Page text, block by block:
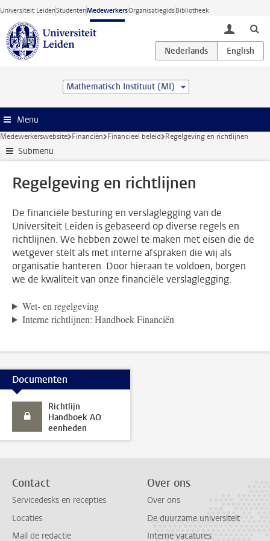
Ga direct naar de inhoud
Universiteit LeidenStudentenMedewerkersOrganisatiegidsBibliotheek
toggle
Mathematisch Instituut (MI)
Menu
Medewerkerswebsite Financiën Financieel beleid Regelgeving en richtlijnen
Submenu
Regelgeving en richtlijnen
De financiële besturing en verslaglegging van de
Universiteit Leiden is gebaseerd op diverse regels en
richtlijnen. We hebben zowel te maken met eisen die de
wetgever stelt als met interne afspraken die wij als
organisatie hanteren. Door hieraan te voldoen, borgen
we de kwaliteit van onze financiële verslaglegging.
Wet- en regelgeving
Interne richtlijnen: Handboek Financiën
Documenten
Richtlijn
Handboek AO
eenheden
Contact
Servicedesks en recepties
Locaties
Mail de redactie
Over ons
Over ons
De duurzame universiteit
Interne vacatures